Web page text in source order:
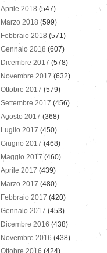
Aprile 2018 (547)
Marzo 2018 (599)
Febbraio 2018 (571)
Gennaio 2018 (607)
Dicembre 2017 (578)
Novembre 2017 (632)
Ottobre 2017 (579)
Settembre 2017 (456)
Agosto 2017 (368)
Luglio 2017 (450)
Giugno 2017 (468)
Maggio 2017 (460)
Aprile 2017 (439)
Marzo 2017 (480)
Febbraio 2017 (420)
Gennaio 2017 (453)
Dicembre 2016 (438)
Novembre 2016 (438)
Ottobre 2016 (424)